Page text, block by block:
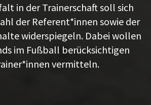
in der Trainerschaft soll sich
der Referent*innen sowie der
widerspiegeln. Dabei wollen
im Fußball berücksichtigen
vermitteln.